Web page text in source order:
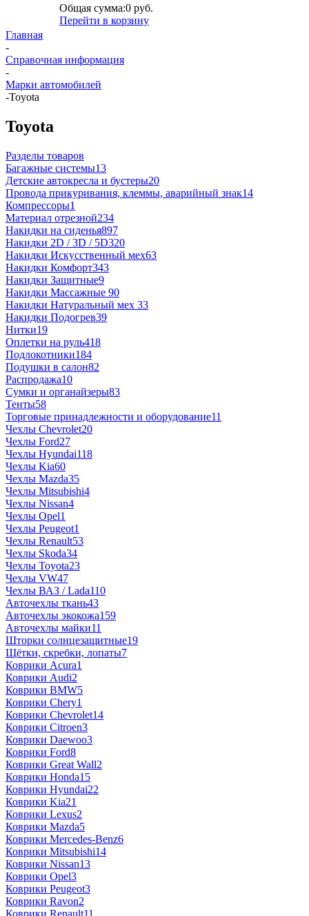
Общая сумма:0 руб.
Перейти в корзину
Главная
-
Справочная информация
-
Марки автомобилей
-Toyota
Toyota
Разделы товаров
Багажные системы13
Детские автокресла и бустеры20
Провода прикуривания, клеммы, аварийный знак14
Компрессоры1
Материал отрезной234
Накидки на сиденья897
Накидки 2D / 3D / 5D320
Накидки Искусственный мех63
Накидки Комфорт343
Накидки Защитные9
Накидки Массажные 90
Накидки Натуральный мех 33
Накидки Подогрев39
Нитки19
Оплетки на руль418
Подлокотники184
Подушки в салон82
Распродажа10
Сумки и органайзеры83
Тенты58
Торговые принадлежности и оборудование11
Чехлы Chevrolet20
Чехлы Ford27
Чехлы Hyundai118
Чехлы Kia60
Чехлы Mazda35
Чехлы Mitsubishi4
Чехлы Nissan4
Чехлы Opel1
Чехлы Peugeot1
Чехлы Renault53
Чехлы Skoda34
Чехлы Toyota23
Чехлы VW47
Чехлы ВАЗ / Lada110
Авточехлы ткань43
Авточехлы экокожа159
Авточехлы майки11
Шторки солнцезащитные19
Щётки, скребки, лопаты7
Коврики Acura1
Коврики Audi2
Коврики BMW5
Коврики Chery1
Коврики Chevrolet14
Коврики Citroen3
Коврики Daewoo3
Коврики Ford8
Коврики Great Wall2
Коврики Honda15
Коврики Hyundai22
Коврики Kia21
Коврики Lexus2
Коврики Mazda5
Коврики Mercedes-Benz6
Коврики Mitsubishi14
Коврики Nissan13
Коврики Opel3
Коврики Peugeot3
Коврики Ravon2
Коврики Renault11